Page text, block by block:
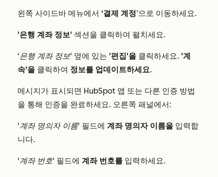
왼쪽 사이드바 메뉴에서 ‘결제 계정’으로 이동하세요.
'은행 계좌 정보' 섹션을 클릭하여 펼치세요.
'은행 계좌 정보' 옆에 있는 '편집'을 클릭하세요. '계
속'을 클릭하여 정보를 업데이트하세요.
메시지가 표시되면 HubSpot 앱 또는 다른 인증 방법
을 통해 인증을 완료하세요. 오른쪽 패널에서:
'계좌 명의자 이름' 필드에 계좌 명의자 이름을 입력합
니다.
'계좌 번호' 필드에 계좌 번호를 입력하세요.